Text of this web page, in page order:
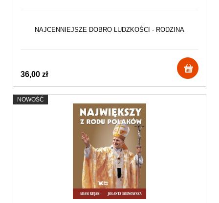
NAJCENNIEJSZE DOBRO LUDZKOŚCI - RODZINA
36,00 zł
NOWOŚĆ